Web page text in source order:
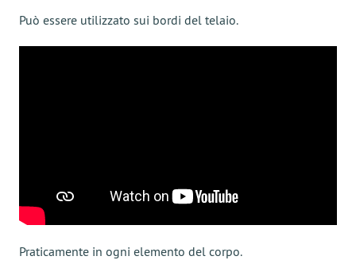
Può essere utilizzato sui bordi del telaio.
Praticamente in ogni elemento del corpo.